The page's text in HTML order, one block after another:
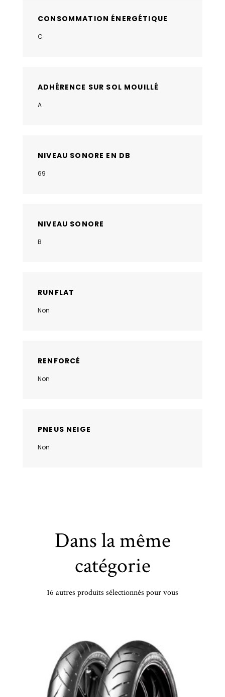
CONSOMMATION ÉNERGÉTIQUE
C
ADHÉRENCE SUR SOL MOUILLÉ
A
NIVEAU SONORE EN DB
69
NIVEAU SONORE
B
RUNFLAT
Non
RENFORCÉ
Non
PNEUS NEIGE
Non
Dans la même
catégorie
16 autres produits sélectionnés pour vous